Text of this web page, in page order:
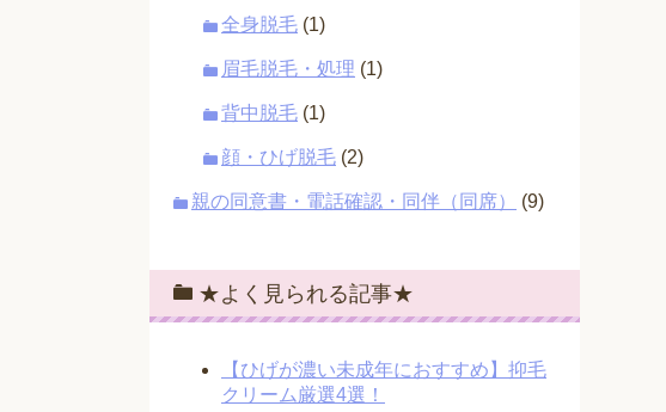
全身脱毛 (1)
眉毛脱毛・処理 (1)
背中脱毛 (1)
顔・ひげ脱毛 (2)
親の同意書・電話確認・同伴（同席） (9)
★よく見られる記事★
【ひげが濃い未成年におすすめ】抑毛
クリーム厳選4選！